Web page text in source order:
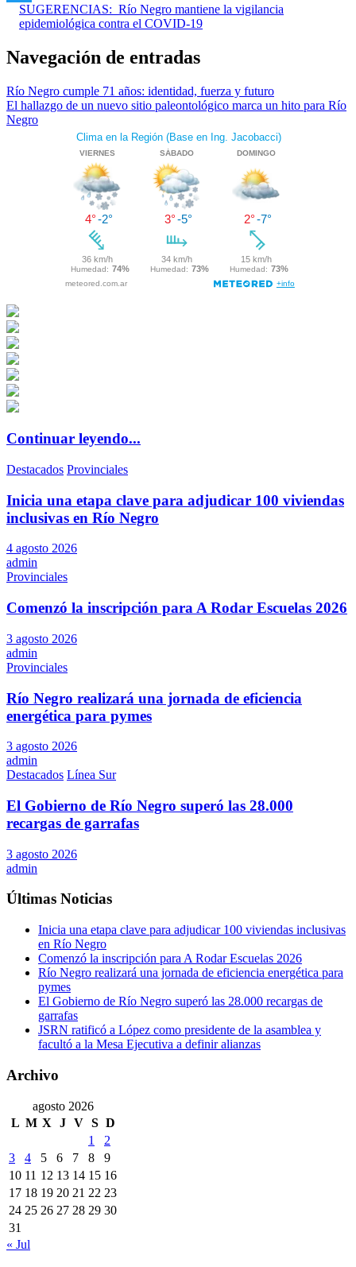
Twitter
SUGERENCIAS: Río Negro mantiene la vigilancia
epidemiológica contra el COVID-19
Navegación de entradas
Río Negro cumple 71 años: identidad, fuerza y futuro
El hallazgo de un nuevo sitio paleontológico marca un hito para Río
Negro
Continuar leyendo...
Destacados Provinciales
Inicia una etapa clave para adjudicar 100 viviendas
inclusivas en Río Negro
4 agosto 2026
admin
Provinciales
Comenzó la inscripción para A Rodar Escuelas 2026
3 agosto 2026
admin
Provinciales
Río Negro realizará una jornada de eficiencia
energética para pymes
3 agosto 2026
admin
Destacados Línea Sur
El Gobierno de Río Negro superó las 28.000
recargas de garrafas
3 agosto 2026
admin
Últimas Noticias
Inicia una etapa clave para adjudicar 100 viviendas inclusivas
en Río Negro
Comenzó la inscripción para A Rodar Escuelas 2026
Río Negro realizará una jornada de eficiencia energética para
pymes
El Gobierno de Río Negro superó las 28.000 recargas de
garrafas
JSRN ratificó a López como presidente de la asamblea y
facultó a la Mesa Ejecutiva a definir alianzas
Archivo
agosto 2026
L M X J V S D
1
2
3
4 5 6 7 8
9
10 11 12 13 14 15 16
17 18 19 20 21 22 23
24 25 26 27 28 29 30
31
« Jul